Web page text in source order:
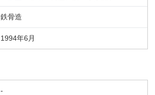
鉄骨造
1994年6 月
-